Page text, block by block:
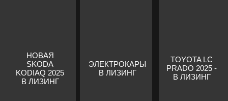
НОВАЯ
SKODA
KODIAQ 2025
В ЛИЗИНГ
ЭЛЕКТРОКАРЫ
В ЛИЗИНГ
TOYOTA LC
PRADO 2025 -
В ЛИЗИНГ